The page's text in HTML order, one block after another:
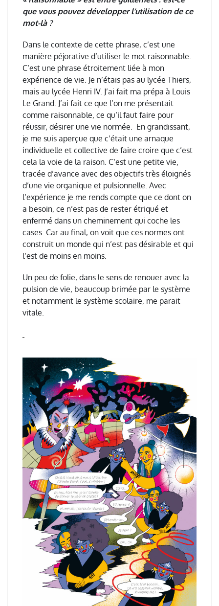
que vous pouvez développer l’utilisation de ce
mot-là ?
Dans le contexte de cette phrase, c’est une
manière péjorative d’utiliser le mot raisonnable.
C’est une phrase étroitement liée à mon
expérience de vie. Je n’étais pas au lycée Thiers,
mais au lycée Henri IV. J’ai fait ma prépa à Louis
Le Grand. J’ai fait ce que l’on me présentait
comme raisonnable, ce qu’il faut faire pour
réussir, désirer une vie normée. En grandissant,
je me suis aperçue que c’était une arnaque
individuelle et collective de faire croire que c’est
cela la voie de la raison. C’est une petite vie,
tracée d’avance avec des objectifs très éloignés
d’une vie organique et pulsionnelle. Avec
l’expérience je me rends compte que ce dont on
a besoin, ce n’est pas de rester étriqué et
enfermé dans un cheminement qui coche les
cases. Car au final, on voit que ces normes ont
construit un monde qui n’est pas désirable et qui
l’est de moins en moins.
Un peu de folie, dans le sens de renouer avec la
pulsion de vie, beaucoup brimée par le système
et notamment le système scolaire, me parait
vitale.